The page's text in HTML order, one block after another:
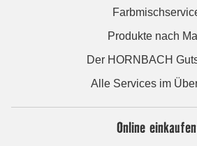
Produkte nach
Der HORNBACH
Alle Services im
Online einkaufen